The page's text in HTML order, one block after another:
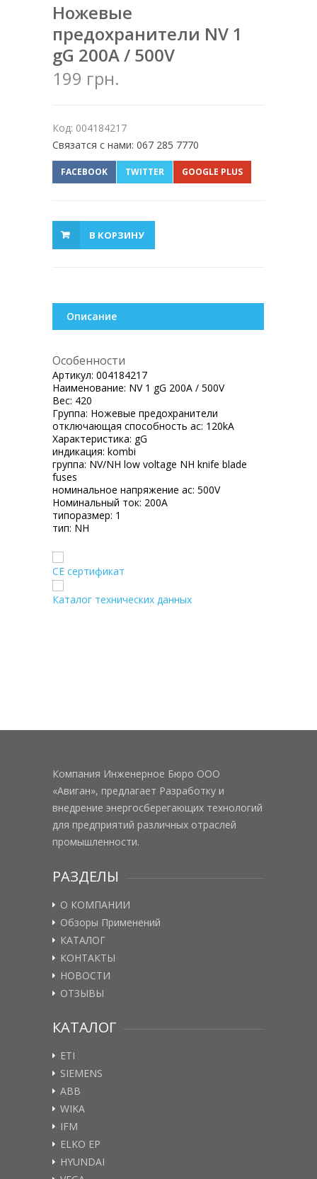
Ножевые
предохранители NV 1
gG 200A / 500V
199 грн.
Код: 004184217
Связатся с нами: 067 285 7770
FACEBOOK TWITTER GOOGLE PLUS
В КОРЗИНУ
Описание
Особенности
Артикул: 004184217
Наименование: NV 1 gG 200A / 500V
Вес: 420
Группа: Ножевые предохранители
отключающая способность ac: 120kA
Характеристика: gG
индикация: kombi
группа: NV/NH low voltage NH knife blade
fuses
номинальное напряжение ac: 500V
Номинальный ток: 200A
типоразмер: 1
тип: NH
CE сертификат
Каталог технических данных
Компания Инженерное Бюро ООО
«Авиган», предлагает Разработку и
внедрение энергосберегающих технологий
для предприятий различных отраслей
промышленности.
РАЗДЕЛЫ
О КОМПАНИИ
Обзоры Применений
КАТАЛОГ
КОНТАКТЫ
НОВОСТИ
ОТЗЫВЫ
КАТАЛОГ
ETI
SIEMENS
ABB
WIKA
IFM
ELKO EP
HYUNDAI